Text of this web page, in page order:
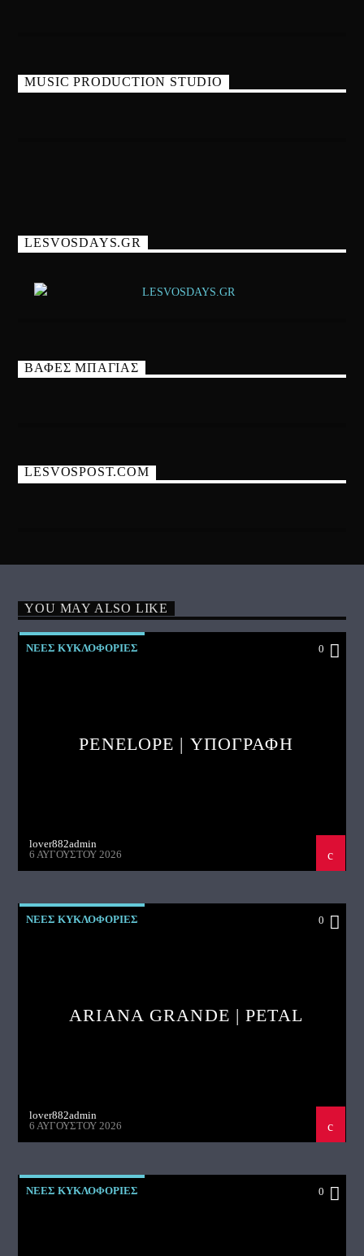
MUSIC PRODUCTION STUDIO
LESVOSDAYS.GR
ΒΑΦΕΣ ΜΠΑΓΙΑΣ
LESVOSPOST.COM
YOU MAY ALSO LIKE
ΝΕΕΣ ΚΥΚΛΟΦΟΡΙΕΣ 0
PENELOPE | ΥΠΟΓΡΑΦΗ
lover882admin
6 ΑΥΓΟΎΣΤΟΥ 2026
ΝΕΕΣ ΚΥΚΛΟΦΟΡΙΕΣ 0
ARIANA GRANDE | PETAL
lover882admin
6 ΑΥΓΟΎΣΤΟΥ 2026
ΝΕΕΣ ΚΥΚΛΟΦΟΡΙΕΣ 0